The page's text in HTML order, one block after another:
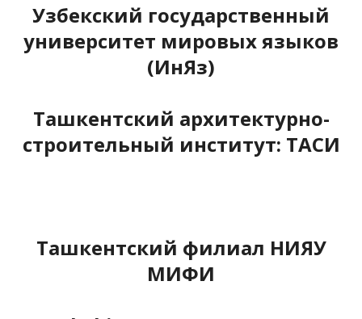
Узбекский государственный
университет мировых языков
(ИнЯз)
Ташкентский архитектурно-
строительный институт: ТАСИ
Ташкентский филиал НИЯУ
МИФИ